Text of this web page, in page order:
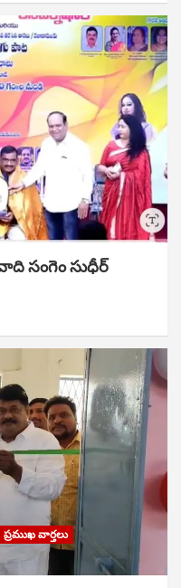
సంగెం సుధీర్
ప్రముఖ వార్తలు